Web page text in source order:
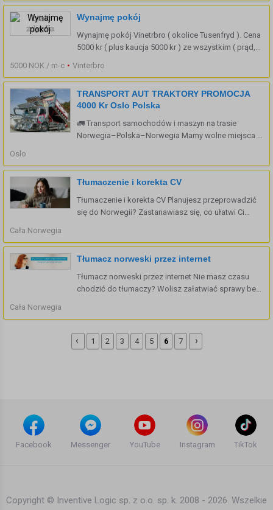
1os.6000 kr plus prad 2 os.4000 kr plus prad
depozyt.12000 kr ...
Wynajmę pokój
Wynajmę pokój Vinetrbro ( okolice Tusenfryd ). Cena
5000 kr ( plus kaucja 5000 kr ) ze wszystkim ( prąd,
5000 NOK / m-c • Vinterbro
TRANSPORT AUT TRAKTORY PROMOCJA
4000 Kr Oslo Polska
🚛 Transport samochodów i maszyn na trasie
Norwegia–Polska–Norwegia Mamy wolne miejsca z
3500 cm³, wysokości do 140 ...
Oslo
Tłumaczenie i korekta CV
Tłumaczenie i korekta CV Planujesz przeprowadzić
się do Norwegii? Zastanawiasz się, co ułatwi Ci
wycenę już w 3 minuty! Mimo tego, ...
Cała Norwegia
Tłumacz norweski przez internet
Tłumacz norweski przez internet Nie masz czasu
chodzić do tłumaczy? Wolisz załatwiać sprawy bez
przez internet. Ze względu na wieloletnie
doświadczenie ...
Cała Norwegia
‹ 1 2 3 4 5 6 7 ›
Facebook Messenger YouTube Instagram TikTok
Copyright © Inventive Logic sp. z o.o. sp. k. 2008 - 2026. Wszelkie